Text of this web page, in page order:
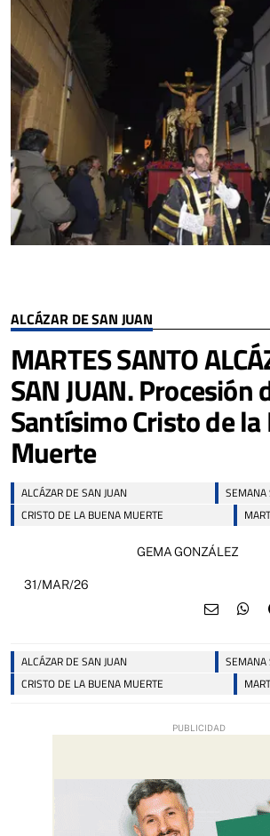
ALCÁZAR DE SAN JUAN
MARTES SANTO
SAN JUAN. Procesión
Santísimo Cristo de la
Muerte
ALCÁZAR DE SAN JUAN
SEMANA
CRISTO DE LA BUENA MUERTE
GEMA GONZÁLEZ
31/MAR/26
ALCÁZAR DE SAN JUAN
SEMANA
CRISTO DE LA BUENA MUERTE